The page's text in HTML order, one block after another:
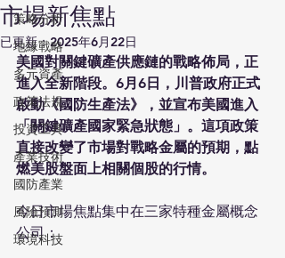
策略分析
地緣戰略
多元資產
政策法規
投資工具
產業技術
國防產業
風險預測
環境科技
市場新焦點
已更新：2025年6月22日
美國對關鍵礦產供應鏈的戰略佈局，正
進入全新階段。6月6日，川普政府正式
啟動《國防生產法》，並宣布美國進入
「關鍵礦產國家緊急狀態」。這項政策
直接改變了市場對戰略金屬的預期，點
燃美股盤面上相關個股的行情。
今日市場焦點集中在三家特種金屬概念
公司：